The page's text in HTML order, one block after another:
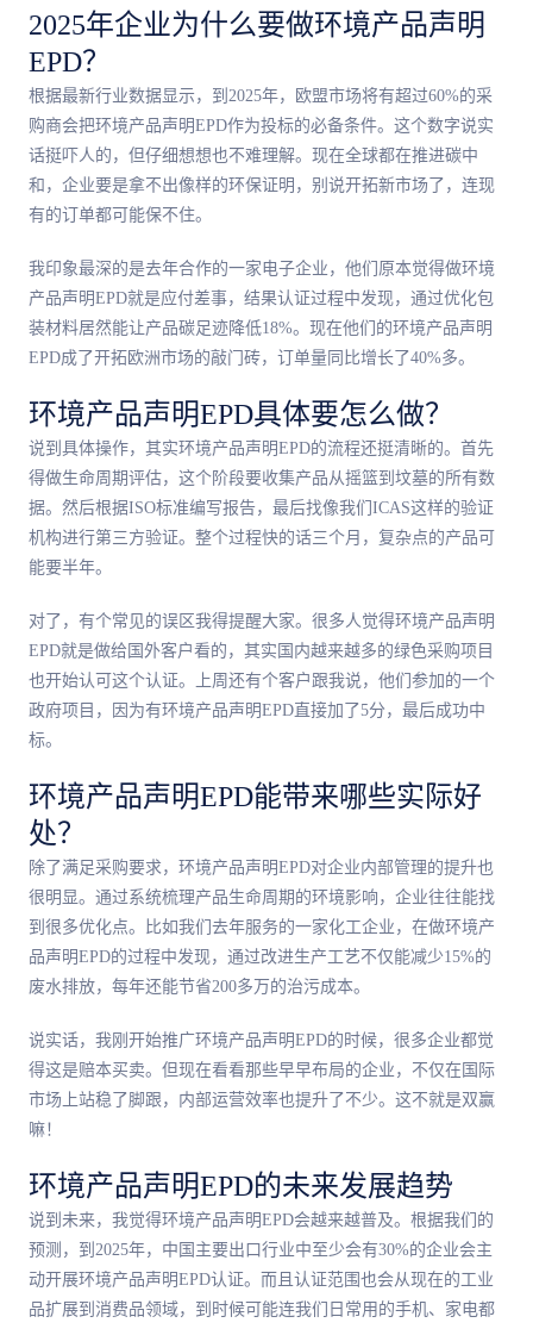
2025年企业为什么要做环境产品声明
EPD？
根据最新行业数据显示，到2025年，欧盟市场将有超过60%的采
购商会把环境产品声明EPD作为投标的必备条件。这个数字说实
话挺吓人的，但仔细想想也不难理解。现在全球都在推进碳中
和，企业要是拿不出像样的环保证明，别说开拓新市场了，连现
有的订单都可能保不住。
我印象最深的是去年合作的一家电子企业，他们原本觉得做环境
产品声明EPD就是应付差事，结果认证过程中发现，通过优化包
装材料居然能让产品碳足迹降低18%。现在他们的环境产品声明
EPD成了开拓欧洲市场的敲门砖，订单量同比增长了40%多。
环境产品声明EPD具体要怎么做？
说到具体操作，其实环境产品声明EPD的流程还挺清晰的。首先
得做生命周期评估，这个阶段要收集产品从摇篮到坟墓的所有数
据。然后根据ISO标准编写报告，最后找像我们ICAS这样的验证
机构进行第三方验证。整个过程快的话三个月，复杂点的产品可
能要半年。
对了，有个常见的误区我得提醒大家。很多人觉得环境产品声明
EPD就是做给国外客户看的，其实国内越来越多的绿色采购项目
也开始认可这个认证。上周还有个客户跟我说，他们参加的一个
政府项目，因为有环境产品声明EPD直接加了5分，最后成功中
标。
环境产品声明EPD能带来哪些实际好
处？
除了满足采购要求，环境产品声明EPD对企业内部管理的提升也
很明显。通过系统梳理产品生命周期的环境影响，企业往往能找
到很多优化点。比如我们去年服务的一家化工企业，在做环境产
品声明EPD的过程中发现，通过改进生产工艺不仅能减少15%的
废水排放，每年还能节省200多万的治污成本。
说实话，我刚开始推广环境产品声明EPD的时候，很多企业都觉
得这是赔本买卖。但现在看看那些早早布局的企业，不仅在国际
市场上站稳了脚跟，内部运营效率也提升了不少。这不就是双赢
嘛！
环境产品声明EPD的未来发展趋势
说到未来，我觉得环境产品声明EPD会越来越普及。根据我们的
预测，到2025年，中国主要出口行业中至少会有30%的企业会主
动开展环境产品声明EPD认证。而且认证范围也会从现在的工业
品扩展到消费品领域，到时候可能连我们日常用的手机、家电都